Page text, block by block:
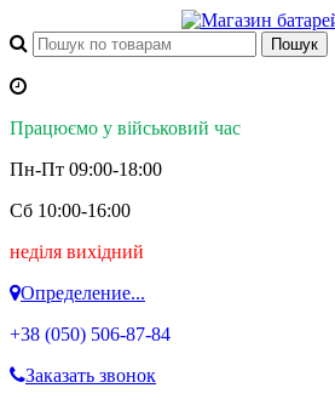
Працюємо у військовий час
Пн-Пт 09:00-18:00
Сб 10:00-16:00
неділя вихідний
Определение...
+38 (050) 506-87-84
Заказать звонок